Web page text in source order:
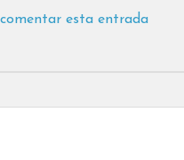
comentar esta entrada